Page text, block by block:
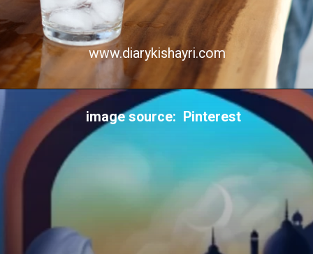
www.diarykishayri.com
image source: Pinterest